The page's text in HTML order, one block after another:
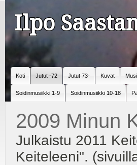
Ilpo
Koti Jutut -72 Jutut 73- Kuvat
Soidinmusiikki 1-9 Soidinmusiikki 10-18
2009 Minun
Julkaistu 2011
Keiteleeni".